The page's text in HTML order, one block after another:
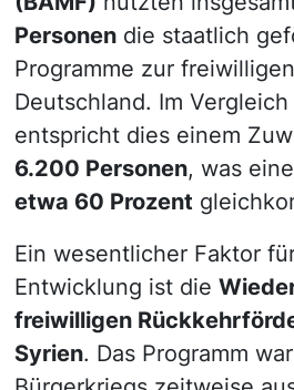
Personendie staatlich
Programme zur
Deutschland. Im
entspricht dies einem
6.200 Personen, was
etwa 60 Prozent
Ein wesentlicher Faktor
Entwicklung ist die
freiwilligen
Syrien. Das Programm